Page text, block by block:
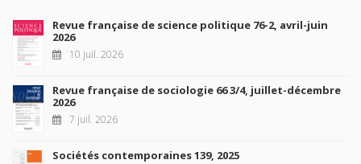
Revue française de science politique 76-2, avril-juin
2026
10 juil. 2026
Revue française de sociologie 66 3/4, juillet-décembre
2026
7 juil. 2026
Sociétés contemporaines 139, 2025